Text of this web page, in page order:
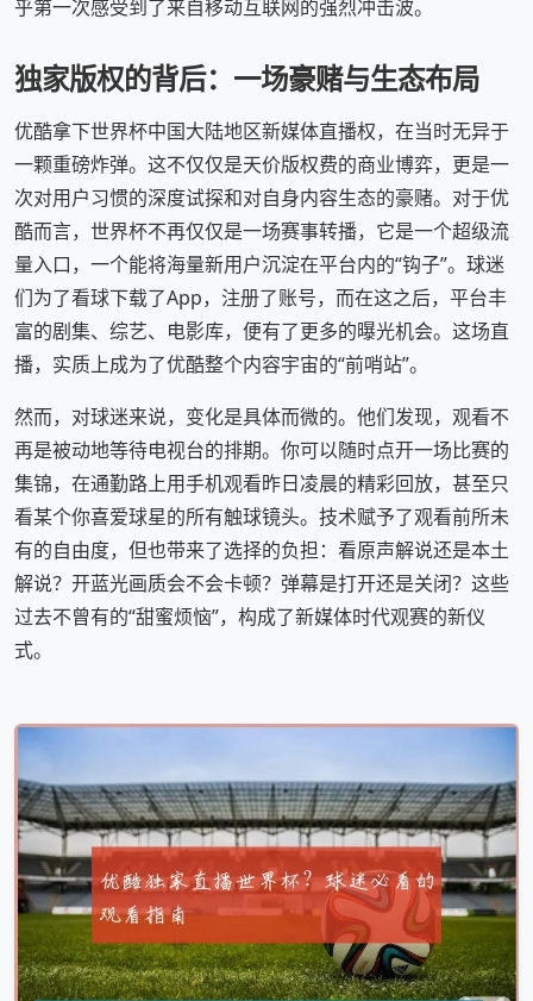
乎第一次感受到了来自移动互联网的强烈冲击波。
独家版权的背后：一场豪赌与生态布局
优酷拿下世界杯中国大陆地区新媒体直播权，在当时无异于
一颗重磅炸弹。这不仅仅是天价版权费的商业博弈，更是一
次对用户习惯的深度试探和对自身内容生态的豪赌。对于优
酷而言，世界杯不再仅仅是一场赛事转播，它是一个超级流
量入口，一个能将海量新用户沉淀在平台内的“钩子”。球迷
们为了看球下载了App，注册了账号，而在这之后，平台丰
富的剧集、综艺、电影库，便有了更多的曝光机会。这场直
播，实质上成为了优酷整个内容宇宙的“前哨站”。
然而，对球迷来说，变化是具体而微的。他们发现，观看不
再是被动地等待电视台的排期。你可以随时点开一场比赛的
集锦，在通勤路上用手机观看昨日凌晨的精彩回放，甚至只
看某个你喜爱球星的所有触球镜头。技术赋予了观看前所未
有的自由度，但也带来了选择的负担：看原声解说还是本土
解说？开蓝光画质会不会卡顿？弹幕是打开还是关闭？这些
过去不曾有的“甜蜜烦恼”，构成了新媒体时代观赛的新仪
式。